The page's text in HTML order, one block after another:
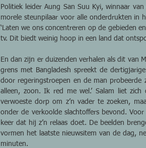
Politiek leider Aung San Suu Kyi, winnaar
morele steunpilaar voor alle onderdrukten in
‘Laten we ons concentreren op de gebieden
tv. Dit biedt weinig hoop in een land dat
En dan zijn er duizenden verhalen als dit van
grens met Bangladesh spreekt de
door regeringstroepen en de man probeerde
alleen, zoon. Ik red me wel.’ Salam liet
verwoeste dorp om z’n vader te zoeken,
onder de verkoolde slachtoffers bevond.
keer dat hij z’n relaas doet. De beelden
vormen het laatste nieuwsitem van de dag,
minuten.